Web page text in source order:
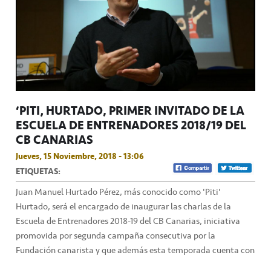
‘PITI’ HURTADO, PRIMER INVITADO DE LA
ESCUELA DE ENTRENADORES 2018/19 DEL
CB CANARIAS
Jueves, 15 Noviembre, 2018 - 13:06
ETIQUETAS:
Juan Manuel Hurtado Pérez, más conocido como 'Piti'
Hurtado, será el encargado de inaugurar las charlas de la
Escuela de Entrenadores 2018-19 del CB Canarias, iniciativa
promovida por segunda campaña consecutiva por la
Fundación canarista y que además esta temporada cuenta con